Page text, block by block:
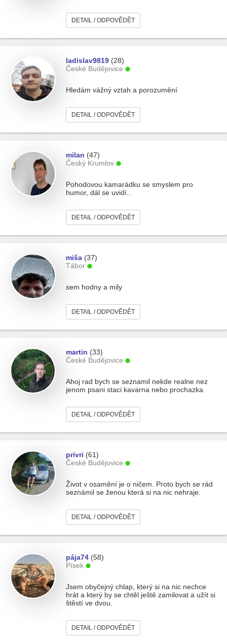
DETAIL / ODPOVĚDĚT
ladislav9819 (28)
České Budějovice
Hledám vážný vztah a porozumění
DETAIL / ODPOVĚDĚT
milan (47)
Český Krumlov
Pohodovou kamarádku se smyslem pro
humor, dál se uvidí..
DETAIL / ODPOVĚDĚT
miša (37)
Tábor
sem hodny a mily
DETAIL / ODPOVĚDĚT
martin (33)
České Budějovice
Ahoj rad bych se seznamil nekde realne nez
jenom psani staci kavarna nebo prochazka
DETAIL / ODPOVĚDĚT
privri (61)
České Budějovice
Život v osamění je o ničem. Proto bych se rád
seznámil se ženou která si na nic nehraje.
DETAIL / ODPOVĚDĚT
pája74 (58)
Písek
Jsem obyčejný chlap, který si na nic nechce
hrát a který by se chtěl ještě zamilovat a užít si
štěstí ve dvou.
DETAIL / ODPOVĚDĚT